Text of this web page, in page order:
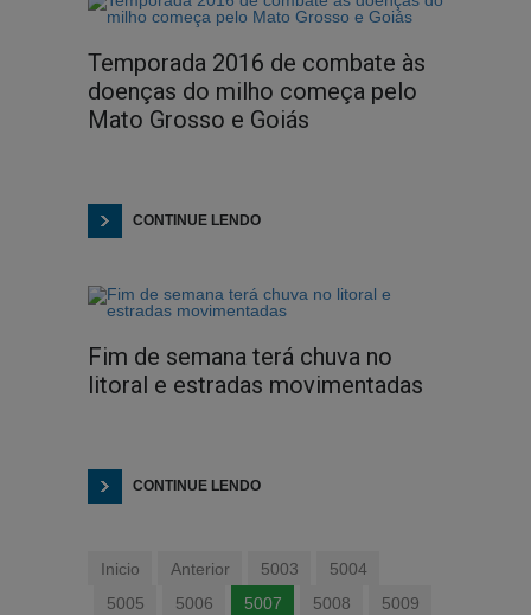
Temporada 2016 de combate às
doenças do milho começa pelo
Mato Grosso e Goiás
CONTINUE LENDO
Fim de semana terá chuva no
litoral e estradas movimentadas
CONTINUE LENDO
Inicio Anterior 5003
5004
5005
5006 5007 5008
5009